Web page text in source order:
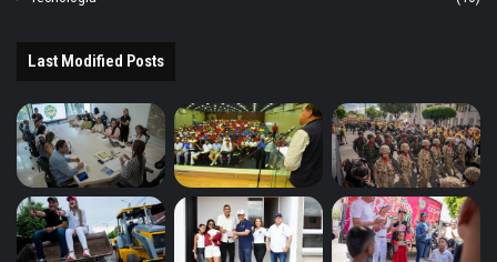
Last Modified Posts